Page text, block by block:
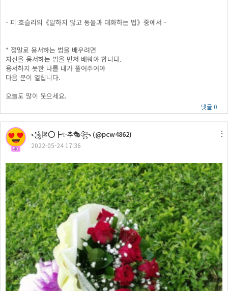
- 피 호슬리의《말하지 않고 동물과 대화하는 법》중에서 -
* 정말로 용서하는 법을 배우려면
자신을 용서하는 법을 먼저 배워야 합니다.
용서하지 못한 나를 내가 풀어주어야
다음 문이 열립니다.
오늘도 많이 웃으세요.
댓글 0
50
꧁🎏⭕┣✨추🎭꧂ (@pcw4862)
2022-05-24 17:36